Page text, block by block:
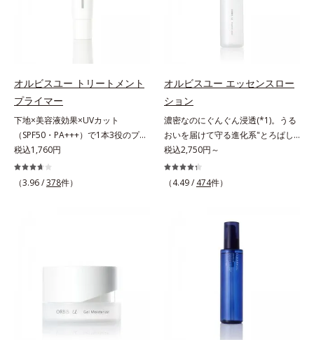
*7 乾燥による*8 保湿成分*9
ロニセラカエルレア果汁、ノバラエ
キス配合＝うるおいを与えハリと透
明感に満ちた肌へ導く保湿成分
*10 メマツヨイグサ抽出液、スイ
カズラエキス配合＝角層のすみずみ
まで水分・油分を保ち、ハリ・ツヤ
を与える保湿成分*11 気持ちのこ
と
オルビス内スキンケアシリーズの保
湿力*3 年齢に応じたお手入れのこ
と*4 剥がれずに肌に蓄積した古い
る物理的効果*7 うるおいによる
*8 乾燥、ハリ・ツヤのなさ*9
保湿成分*10 ロニセラカエルレア
果汁、ノバラエキス配合＝うるおい
を与えハリと透明感に満ちた肌へ導
く保湿成分*11 メマツヨイグサ抽
出液、スイカズラエキス配合＝角層
のすみずみまで水分・油分を保ち、
オルビスユー ドットシリーズは美
容成分(*7)として「G.D.F.アクティ
ベーター(*8)」を配合。そして、従
来から配合している美白有効成分
「トラネキサム酸」を配合しまし
た。さらに、シリーズ共通の美容成
分(*7)「GLルートブースター(*9)」
を配合することで、肌のふっくら感
や透明感を叶えます。美白ケアしな
の生成を抑え、シミ・ソバカスを防
内スキンケアシリーズの保湿力*3
年齢に応じたお手入れのこと*4 う
るおいによる*5 乾燥、ハリ・ツヤ
チテスト済(*2)、ノンコメドジェニ
ックテスト済(*3)で、とことん肌の
ことを考えた設計。さらに美容成分
和漢植物由来成分をはじめとした、
肌をいたわる保湿成分をたっぷり配
合しました。肌にやさしいだけでな
く、毛穴や凸凹、赤みをカバーし
て、自然な陶器肌を叶えます。*1
乾燥など*2 すべての人に皮膚刺激
がおきないというわけではありませ
ん*3 すべての人にコメド（ニキビ
オルビスユー トリートメント
プライマー
下地×美容液効果×UVカット
（SPF50・PA+++）で1本3役のプラ
イマー。凹凸をつるんとなめらかに
(*1)整え、化粧ノリUPの高機能化粧
下地。“塗るたび高まる、素肌の美
ンケア発想の化粧下地です。保湿成
うるおいをグンとアップ＆リッチな
クリームのようにぴたっと密着。乾
燥による小ジワを目立たなく(*1)
税込1,760円
（3.96 /378件）
オルビスユー エッセンスロー
ション
濃密なのにぐんぐん浸透(*1)。うる
おいを届けて守る進化系"とろぱし
ゃ"ローション。7000種を超える成
分から厳選し、「うるおいの質
(*1)」に着目した初期エイジングケ
ーチする初期エイジングケアシリー
ズです。「うるおいの質」に着目
し、肌荒れを予防しながらうるおい
に満ちた美しい肌へと導きます。ポ
濃度で配合。角層のバリア機能にア
プローチして肌荒れを防ぎ、肌不調
税込2,750円～
（4.49 / 474件）